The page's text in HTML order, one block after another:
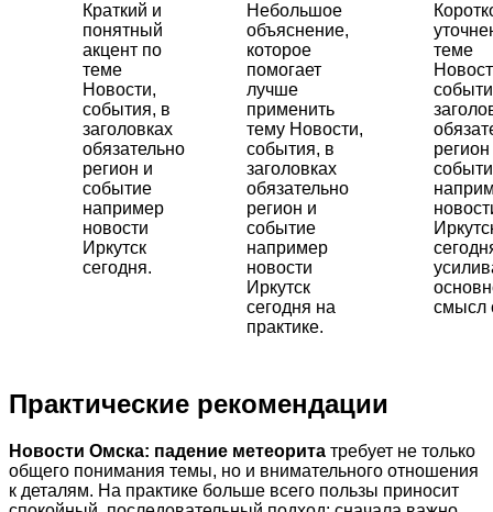
Краткий и
понятный
акцент по
теме
Новости,
события, в
заголовках
обязательно
регион и
событие
например
новости
Иркутск
сегодня.
Небольшое
объяснение,
которое
помогает
лучше
применить
тему Новости,
события, в
заголовках
обязательно
регион и
событие
например
новости
Иркутск
сегодня на
практике.
теме
смысл
Практические рекомендации
Новости Омска: падение метеорита требует не только
общего понимания темы, но и внимательного отношения
к деталям. На практике больше всего пользы приносит